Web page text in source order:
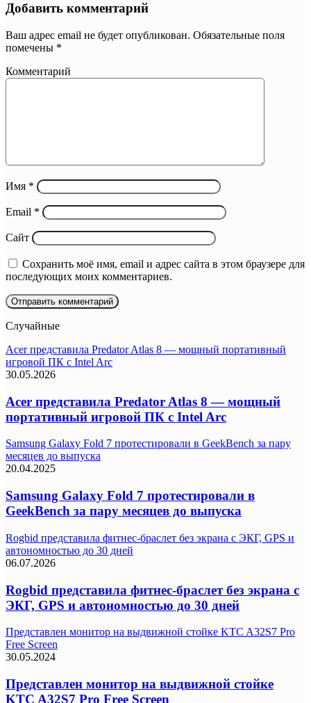
Добавить комментарий
Ваш адрес email не будет опубликован. Обязательные поля
помечены *
Комментарий
Имя *
Email *
Сайт
Сохранить моё имя, email и адрес сайта в этом браузере для
последующих моих комментариев.
Случайные
Acer представила Predator Atlas 8 — мощный портативный
игровой ПК с Intel Arc
30.05.2026
Acer представила Predator Atlas 8 — мощный
портативный игровой ПК с Intel Arc
Samsung Galaxy Fold 7 протестировали в GeekBench за пару
месяцев до выпуска
20.04.2025
Samsung Galaxy Fold 7 протестировали в
GeekBench за пару месяцев до выпуска
Rogbid представила фитнес-браслет без экрана с ЭКГ, GPS и
автономностью до 30 дней
06.07.2026
Rogbid представила фитнес-браслет без экрана с
ЭКГ, GPS и автономностью до 30 дней
Представлен монитор на выдвижной стойке KTC A32S7 Pro
Free Screen
30.05.2024
Представлен монитор на выдвижной стойке
KTC A32S7 Pro Free Screen